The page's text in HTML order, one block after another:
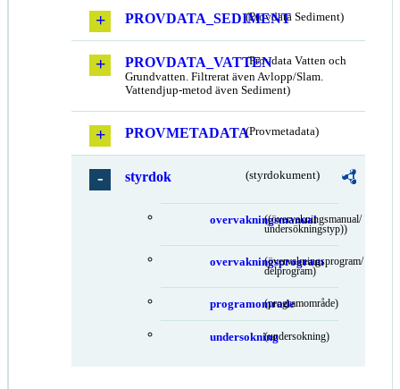
PROVDATA_SEDIMENT(Provdata Sediment)
PROVDATA_VATTEN(Provdata Vatten och
Grundvatten. Filtrerat även Avlopp/Slam.
Vattendjup-metod även Sediment)
PROVMETADATA(Provmetadata)
styrdok (styrdokument)
overvakningsmanual
((övervakningsmanual/
undersökningstyp))
overvakningsprogram
(övervakningsprogram/
delprogram)
programomrade(programområde)
undersokning(undersokning)